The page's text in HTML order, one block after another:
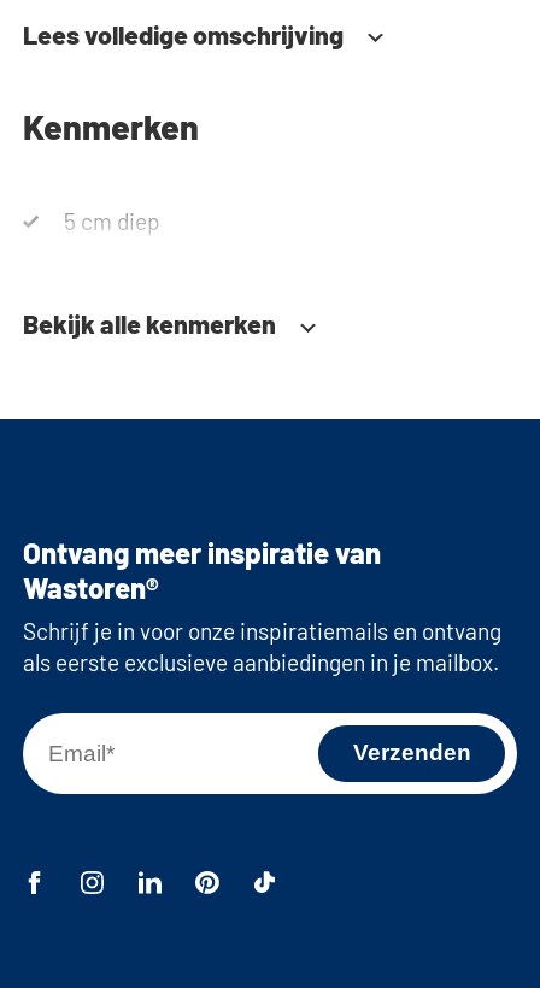
Lees volledige omschrijving
Kenmerken
5 cm diep
Bekijk alle kenmerken
Ontvang meer inspiratie van
Wastoren®
Schrijf je in voor onze inspiratiemails en ontvang
als eerste exclusieve aanbiedingen in je mailbox.